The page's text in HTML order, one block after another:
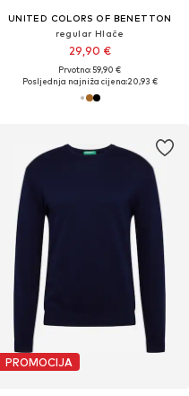
UNITED COLORS OF BENETTON
regular Hlače
29,90 €
Prvotno: 59,90 €
Posljednja najniža cijena:20,93 €
PROMOCIJA